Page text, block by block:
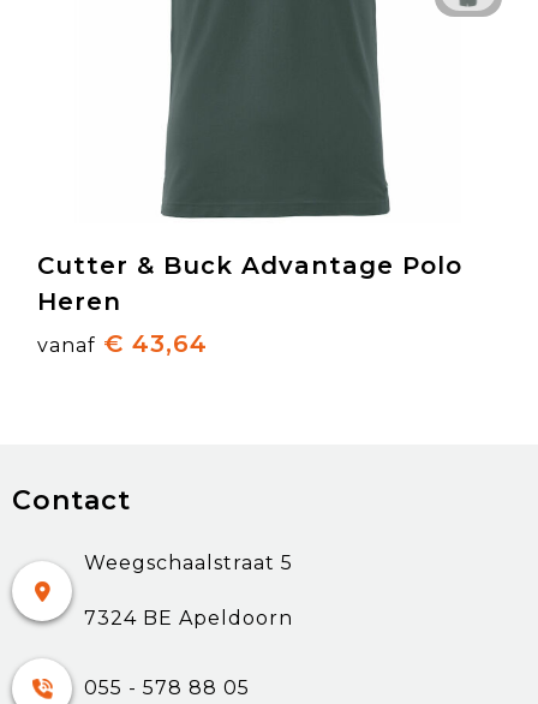
Cutter & Buck Advantage Polo
Heren
vanaf € 43,64
Contact
Weegschaalstraat 5
7324 BE Apeldoorn
055 - 578 88 05